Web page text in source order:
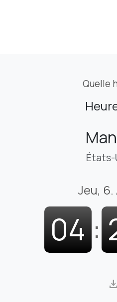
Quelle
États-
Jeu,
04 :
download